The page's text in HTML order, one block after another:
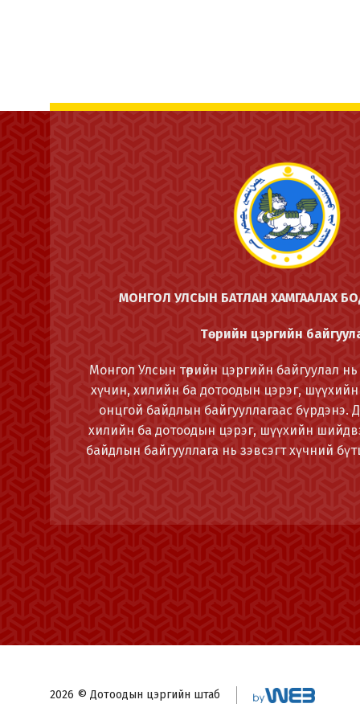
МОНГОЛ УЛСЫН БАТЛАН ХАМГААЛАХ
Төрийн цэргийн
Монгол Улсын төрийн цэргийн байгуулал нь
хүчин, хилийн ба дотоодын цэрэг,
онцгой байдлын байгууллагаас бүрдэнэ.
хилийн ба дотоодын цэрэг, шүүхийн
байдлын байгууллага нь зэвсэгт хүчний
2026 © Дотоодын цэргийн штаб